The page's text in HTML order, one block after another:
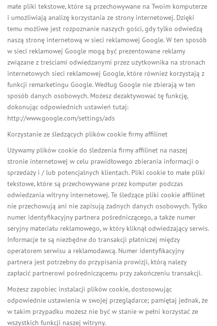
małe pliki tekstowe, które są przechowywane na Twoim komputerze
i umożliwiają analizę korzystania ze strony internetowej. Dzięki
temu możliwe jest rozpoznanie naszych gości, gdy tylko odwiedzą
naszą stronę internetową w sieci reklamowej Google. W ten sposób
w sieci reklamowej Google mogą być prezentowane reklamy
związane z treściami odwiedzanymi przez użytkownika na stronach
internetowych sieci reklamowej Google, które również korzystają z
funkcji remarketingu Google. Według Google nie zbierają w ten
sposób danych osobowych. Możesz dezaktywować tę funkcję,
dokonując odpowiednich ustawień tutaj:
http://www.google.com/settings/ads
Korzystanie ze śledzących plików cookie firmy affilinet
Używamy plików cookie do śledzenia firmy affilinet na naszej
stronie internetowej w celu prawidłowego zbierania informacji o
sprzedaży i / lub potencjalnych klientach. Pliki cookie to małe pliki
tekstowe, które są przechowywane przez komputer podczas
odwiedzania witryny internetowej. Te śledzące pliki cookie affilinet
nie przechowują ani nie zapisują żadnych danych osobowych. Tylko
numer identyfikacyjny partnera pośredniczącego, a także numer
seryjny materiału reklamowego, w który kliknął odwiedzający serwis.
Informacje te są niezbędne do transakcji płatniczej między
operatorem serwisu a reklamodawcą. Numer identyfikacyjny
partnera jest potrzebny do przypisania prowizji, którą należy
zapłacić partnerowi pośredniczącemu przy zakończeniu transakcji.
Możesz zapobiec instalacji plików cookie, dostosowując
odpowiednie ustawienia w swojej przeglądarce; pamiętaj jednak, że
w takim przypadku możesz nie być w stanie w pełni korzystać ze
wszystkich funkcji naszej witryny.